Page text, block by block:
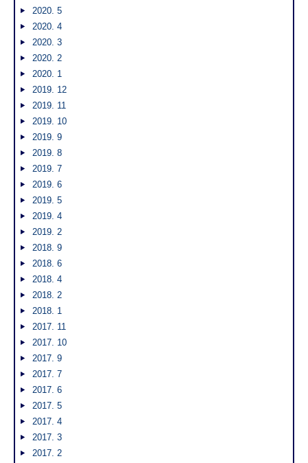
2020. 5
2020. 4
2020. 3
2020. 2
2020. 1
2019. 12
2019. 11
2019. 10
2019. 9
2019. 8
2019. 7
2019. 6
2019. 5
2019. 4
2019. 2
2018. 9
2018. 6
2018. 4
2018. 2
2018. 1
2017. 11
2017. 10
2017. 9
2017. 7
2017. 6
2017. 5
2017. 4
2017. 3
2017. 2